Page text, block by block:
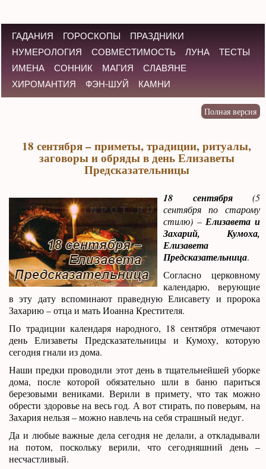
ГАДАНИЯ ГОРОСКОПЫ
ПРАЗДНИКИ
НУМЕРОЛОГИЯ
СОВМЕСТИМОСТЬ ЛУНА
ТЕСТЫ
ИМЕНА
СОННИК МАГИЯ
СЛАВЯНЕ
ХИРОМАНТИЯ
ФЭН-ШУЙ КАМНИ
18 сентября – приметы, традиции, ритуалы,
заговоры и обряды в день Елизаветы
Предсказательницы
18 сентября(5
сентября по старому
стилю) – Елизавета и
Захарий, Кумоха,
Елизавета
Предсказательница.
Согласно церковному
календарю, верующие
в эту дату вспоминают праведную Елисавету и пророка
Захарию – отца и мать Иоанна Крестителя.
По традиции календаря народного, 18 сентября отмечают
день Елизаветы Предсказательницы и Кумоху, которую
сегодня гнали из дома.
Наши предки проводили этот день в тщательнейшей уборке
дома, после которой обязательно шли в баню париться
березовыми вениками. Верили в примету, что так можно
обрести здоровье на весь год. А вот стирать, по поверьям, на
Захария нельзя – можно навлечь на себя страшный недуг.
Да и любые важные дела сегодня не делали, а откладывали
на потом, поскольку верили, что сегодняшний день –
несчастливый.